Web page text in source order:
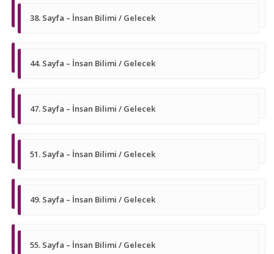
38. Sayfa – İnsan Bilimi / Gelecek
44. Sayfa – İnsan Bilimi / Gelecek
47. Sayfa – İnsan Bilimi / Gelecek
51. Sayfa – İnsan Bilimi / Gelecek
49. Sayfa – İnsan Bilimi / Gelecek
55. Sayfa – İnsan Bilimi / Gelecek